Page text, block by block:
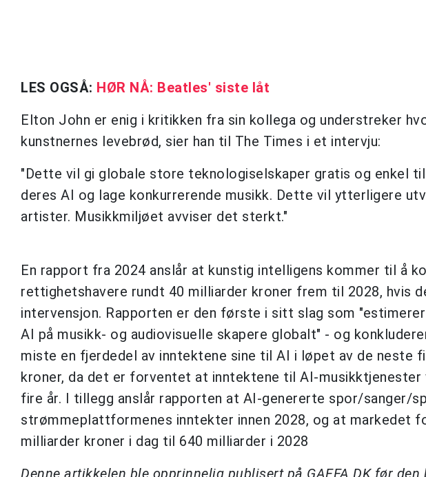
LES OGSÅ: HØR NÅ: Beatles' siste låt
Elton John er enig i kritikken fra sin kollega og understreker
kunstnernes levebrød, sier han til The Times i et intervju:
"Dette vil gi globale store teknologiselskaper gratis og enkel
deres AI og lage konkurrerende musikk. Dette vil ytterligere
artister. Musikkmiljøet avviser det sterkt."
En rapport fra 2024 anslår at kunstig intelligens kommer til å
rettighetshavere rundt 40 milliarder kroner frem til 2028, hvis
intervensjon. Rapporten er den første i sitt slag som
AI på musikk- og audiovisuelle skapere globalt" - og
miste en fjerdedel av inntektene sine til AI i løpet av de neste
kroner, da det er forventet at inntektene til AI-
fire år. I tillegg anslår rapporten at AI-genererte spor/sanger/
strømmeplattformenes inntekter innen 2028, og at markedet
milliarder kroner i dag til 640 milliarder i 2028
Denne artikkelen ble opprinnelig publisert på GAFFA DK før